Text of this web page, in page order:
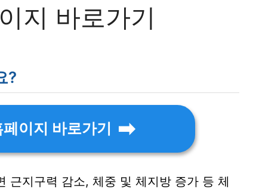
지 바로가기
?
이지 바로가기
근지구력 감소, 체중 및 체지방 증가 등 체